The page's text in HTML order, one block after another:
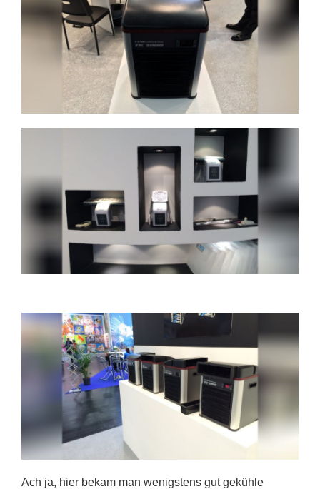
Ach ja, hier bekam man wenigstens gut gekühle